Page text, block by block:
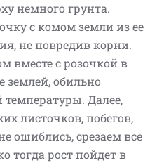
немного грунта.
с комом земли из ее
не повредив корни.
вместе с розочкой в
обильно
Далее,
листочков, побегов,
ошиблись, срезаем все
тогда рост пойдет в